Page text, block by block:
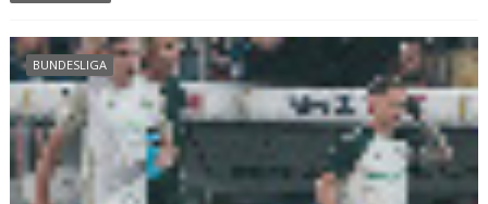
BUNDESLIGA